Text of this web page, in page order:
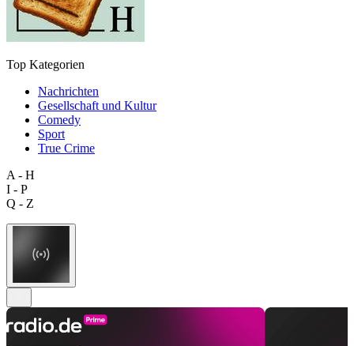
Top Kategorien
Nachrichten
Gesellschaft und Kultur
Comedy
Sport
True Crime
A - H
I - P
Q - Z